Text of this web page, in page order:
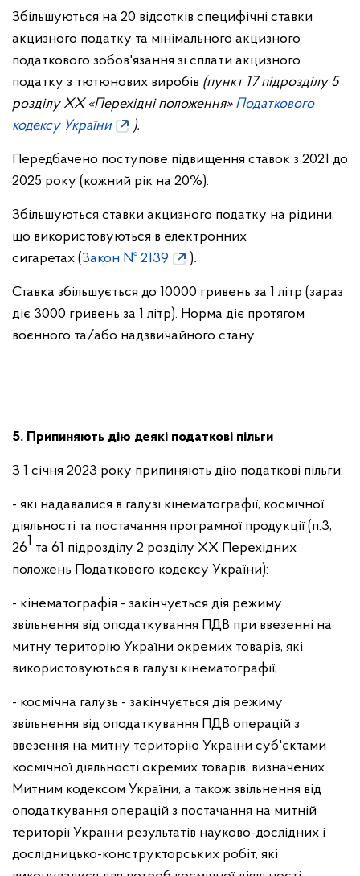
Збільшуються на 20 відсотків специфічні ставки
акцизного податку та мінімального акцизного
податкового зобов'язання зі сплати акцизного
податку з тютюнових виробів (пункт 17 підрозділу 5
розділу ХХ «Перехідні положення»Податкового
кодексу України
).
Передбачено поступове підвищення ставок з 2021 до
2025 року (кожний рік на 20%).
Збільшуються ставки акцизного податку на рідини,
що використовуються в електронних
сигаретах (Закон № 2139 ).
Ставка збільшується до 10000 гривень за 1 літр (зараз
діє 3000 гривень за 1 літр). Норма діє протягом
воєнного та/або надзвичайного стану.
5. Припиняють дію деякі податкові пільги
З 1 січня 2023 року припиняють дію податкові пільги:
- які надавалися в галузі кінематографії, космічної
діяльності та постачання програмної продукції (п.3,
261 та 61 підрозділу 2 розділу ХХ Перехідних
положень Податкового кодексу України):
- кінематографія - закінчується дія режиму
звільнення від оподаткування ПДВ при ввезенні на
митну територію України окремих товарів, які
використовуються в галузі кінематографії;
- космічна галузь - закінчується дія режиму
звільнення від оподаткування ПДВ операцій з
ввезення на митну територію України суб'єктами
космічної діяльності окремих товарів, визначених
Митним кодексом України, а також звільнення від
оподаткування операцій з постачання на митній
території України результатів науково-дослідних і
дослідницько-конструкторських робіт, які